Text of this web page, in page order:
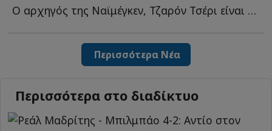
Ο αρχηγός της Ναϊμέγκεν, Τζαρόν Τσέρι είναι σίγουρος γ...
Περισσότερα Νέα
Περισσότερα στο διαδίκτυο